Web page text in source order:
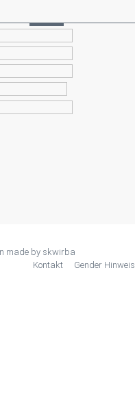
made by skwirba
Kontakt
Gender Hinweis